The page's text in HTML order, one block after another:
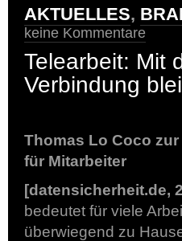
AKTUELLES,
keine Kommentare
Telearbeit: Mit
Verbindung
Thomas Lo Coco
für Mitarbeiter
[datensicherheit.de,
bedeutet für viele
überwiegend zu